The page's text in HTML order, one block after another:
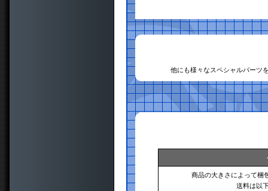
他にも様々なスペシャルパーツ
商品の大きさによって梱
送料は以